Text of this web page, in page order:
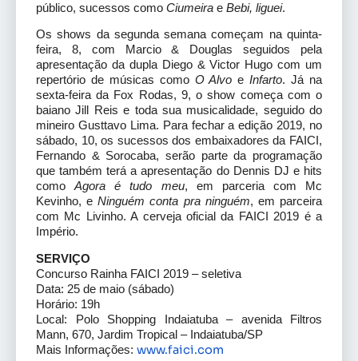
público, sucessos como Ciumeira e Bebi, liguei.
Os shows da segunda semana começam na quinta-
feira, 8, com Marcio & Douglas seguidos pela
apresentação da dupla Diego & Victor Hugo com um
repertório de músicas como O Alvo eInfarto. Já na
sexta-feira da Fox Rodas, 9, o show começa com o
baiano Jill Reis e toda sua musicalidade, seguido do
mineiro Gusttavo Lima. Para fechar a edição 2019, no
sábado, 10, os sucessos dos embaixadores da FAICI,
Fernando & Sorocaba, serão parte da programação
que também terá a apresentação do Dennis DJ e hits
comoAgora é tudo meu, em parceria com Mc
Kevinho, eNinguém conta pra ninguém, em parceira
com Mc Livinho. A cerveja oficial da FAICI 2019 é a
Império.
SERVIÇO
Concurso Rainha FAICI 2019 – seletiva
Data: 25 de maio (sábado)
Horário: 19h
Local: Polo Shopping Indaiatuba – avenida Filtros
Mann, 670, Jardim Tropical – Indaiatuba/SP
Mais Informações: www.faici.com